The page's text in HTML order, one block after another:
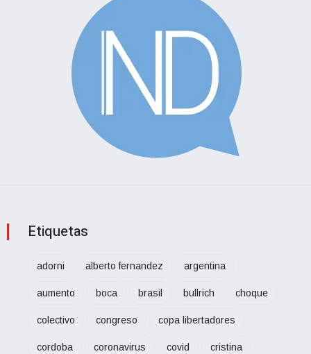
Etiquetas
adorni alberto fernandez argentina
aumento boca brasil bullrich choque
colectivo congreso copa libertadores
cordoba coronavirus covid cristina